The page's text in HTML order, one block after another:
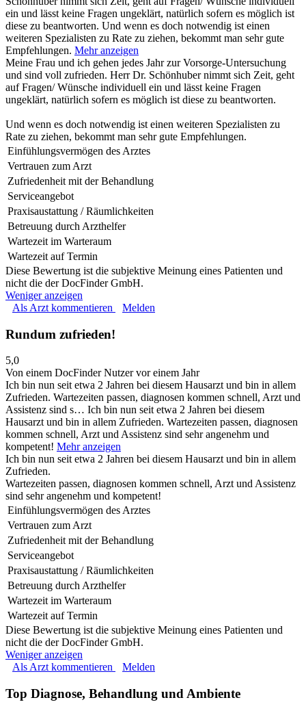
ein und lässt keine Fragen ungeklärt, natürlich sofern es möglich ist
diese zu beantworten. Und wenn es doch notwendig ist einen
weiteren Spezialisten zu Rate zu ziehen, bekommt man sehr gute
Empfehlungen. Mehr anzeigen
Meine Frau und ich gehen jedes Jahr zur Vorsorge-Untersuchung
und sind voll zufrieden. Herr Dr. Schönhuber nimmt sich Zeit, geht
auf Fragen/ Wünsche individuell ein und lässt keine Fragen
ungeklärt, natürlich sofern es möglich ist diese zu beantworten.
Und wenn es doch notwendig ist einen weiteren Spezialisten zu
Rate zu ziehen, bekommt man sehr gute Empfehlungen.
Einfühlungsvermögen des Arztes
Vertrauen zum Arzt
Zufriedenheit mit der Behandlung
Serviceangebot
Praxisaustattung / Räumlichkeiten
Betreuung durch Arzthelfer
Wartezeit im Warteraum
Wartezeit auf Termin
Diese Bewertung ist die subjektive Meinung eines Patienten und
nicht die der DocFinder GmbH.
Weniger anzeigen
Als Arzt kommentieren
Melden
Rundum zufrieden!
5,0
Von einem DocFinder Nutzervor einem Jahr
Ich bin nun seit etwa 2 Jahren bei diesem Hausarzt und bin in allem
Zufrieden. Wartezeiten passen, diagnosen kommen schnell, Arzt und
Assistenz sind s… Ich bin nun seit etwa 2 Jahren bei diesem
Hausarzt und bin in allem Zufrieden. Wartezeiten passen, diagnosen
kommen schnell, Arzt und Assistenz sind sehr angenehm und
kompetent! Mehr anzeigen
Ich bin nun seit etwa 2 Jahren bei diesem Hausarzt und bin in allem
Zufrieden.
Wartezeiten passen, diagnosen kommen schnell, Arzt und Assistenz
sind sehr angenehm und kompetent!
Einfühlungsvermögen des Arztes
Vertrauen zum Arzt
Zufriedenheit mit der Behandlung
Serviceangebot
Praxisaustattung / Räumlichkeiten
Betreuung durch Arzthelfer
Wartezeit im Warteraum
Wartezeit auf Termin
Diese Bewertung ist die subjektive Meinung eines Patienten und
nicht die der DocFinder GmbH.
Weniger anzeigen
Als Arzt kommentieren
Melden
Top Diagnose, Behandlung und Ambiente